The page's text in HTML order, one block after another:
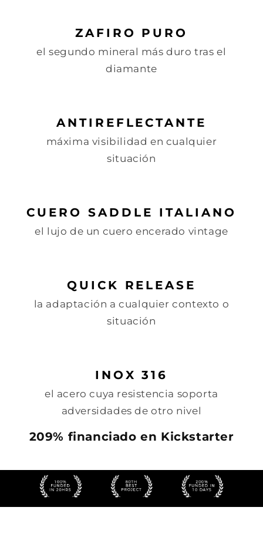
ZAFIRO PURO
el segundo mineral más duro tras el
diamante
ANTIREFLECTANTE
máxima visibilidad en cualquier
situación
CUERO SADDLE ITALIANO
el lujo de un cuero encerado vintage
QUICK RELEASE
la adaptación a cualquier contexto o
situación
INOX 316
el acero cuya resistencia soporta
adversidades de otro nivel
209% financiado en Kickstarter